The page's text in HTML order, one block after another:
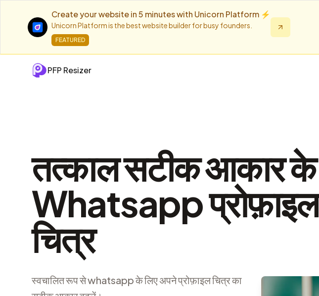
Create your website in 5 minutes with Unicorn Platform ⚡️
Unicorn Platform is the best website builder for busy founders.
FEATURED
PFP Resizer
तत्काल सटीक आकार के
Whatsapp प्रोफ़ाइल
चित्र
स्वचालित रूप से whatsapp के लिए अपने प्रोफ़ाइल चित्र का